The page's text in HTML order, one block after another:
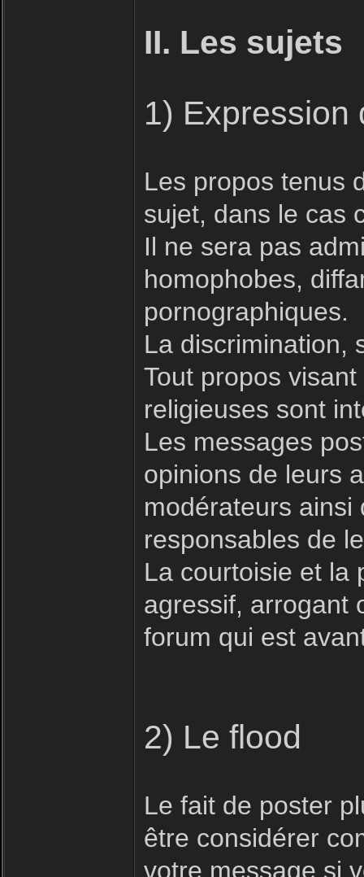
II. Les sujets
1) Expression
Les propos tenus
sujet, dans le cas
Il ne sera pas
homophobes,
pornographiques.
La discrimination,
Tout propos
religieuses sont
Les messages
opinions de leurs
modérateurs
responsables de
La courtoisie et la
agressif, arrogant
forum qui est
2) Le flood
Le fait de poster
être considérer
votre message si